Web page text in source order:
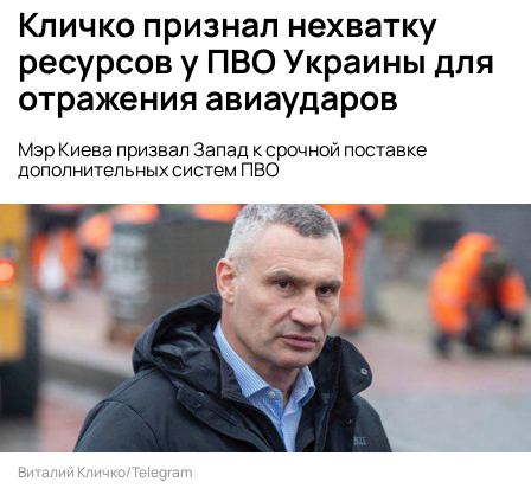
Кличко признал нехватку
ресурсов у ПВО Украины для
отражения авиаударов
Мэр Киева призвал Запад к срочной поставке
дополнительных систем ПВО
Виталий Кличко/Telegram